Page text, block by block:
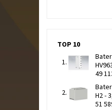
TOP 10
49
H2 -
51